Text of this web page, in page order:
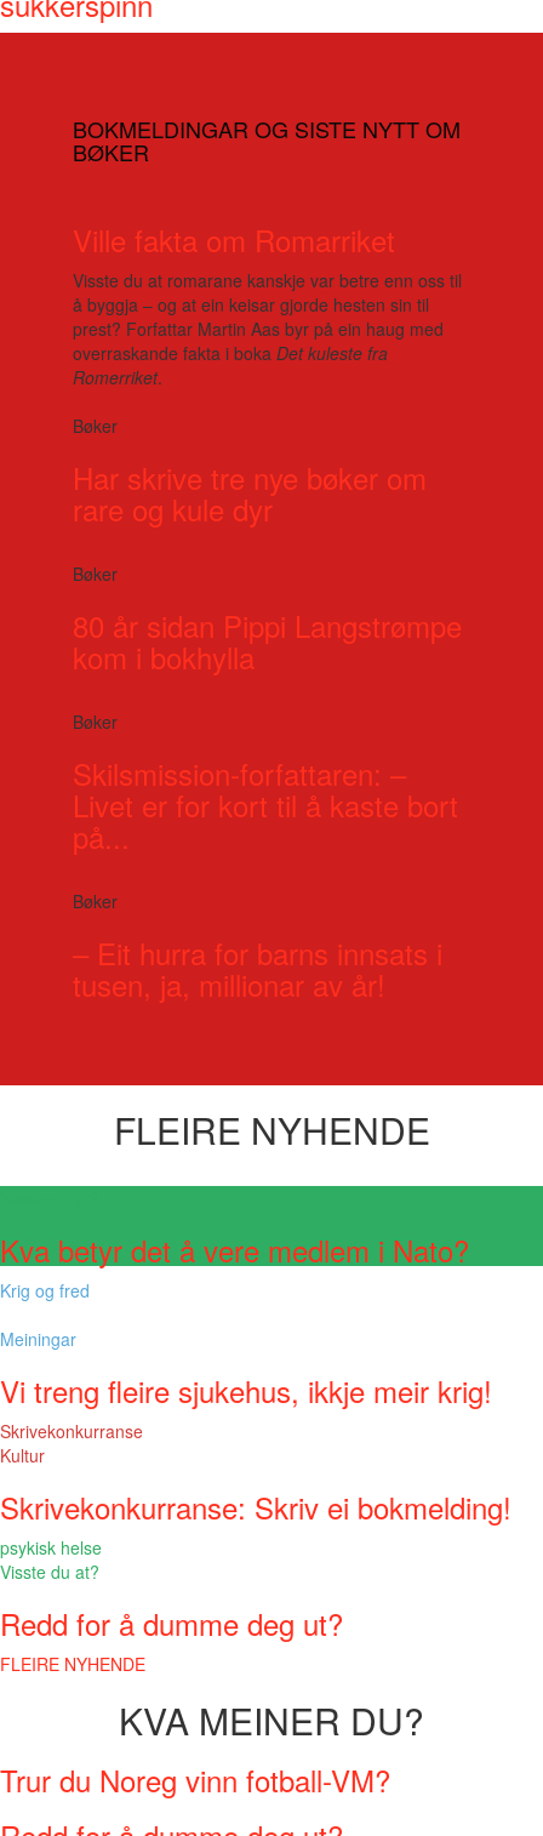
BOKMELDINGAR OG SISTE NYTT OM
BØKER
Ville fakta om Romarriket
Visste du at romarane kanskje var betre enn oss til
å byggja – og at ein keisar gjorde hesten sin til
prest? Forfattar Martin Aas byr på ein haug med
overraskande fakta i boka Det kuleste fra
Romerriket.
Bøker
Har skrive tre nye bøker om
rare og kule dyr
Bøker
80 år sidan Pippi Langstrømpe
kom i bokhylla
Bøker
Skilsmission-forfattaren: –
Livet er for kort til å kaste bort
på...
Bøker
– Eit hurra for barns innsats i
tusen, ja, millionar av år!
FLEIRE NYHENDE
Kva betyr det å vere medlem i Nato?
Krig og fred
Meiningar
Vi treng fleire sjukehus, ikkje meir krig!
Skrivekonkurranse
Kultur
Skrivekonkurranse: Skriv ei bokmelding!
psykisk helse
Visste du at?
Redd for å dumme deg ut?
FLEIRE NYHENDE
KVA MEINER DU?
Trur du Noreg vinn fotball-VM?